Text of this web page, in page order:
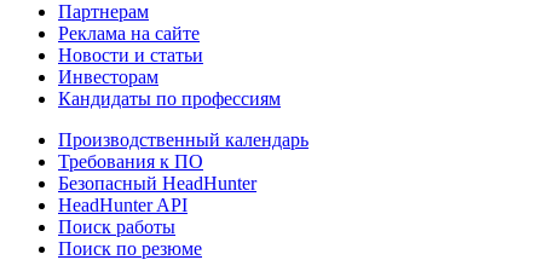
Партнерам
Реклама на сайте
Новости и статьи
Инвесторам
Кандидаты по профессиям
Производственный календарь
Требования к ПО
Безопасный HeadHunter
HeadHunter API
Поиск работы
Поиск по резюме